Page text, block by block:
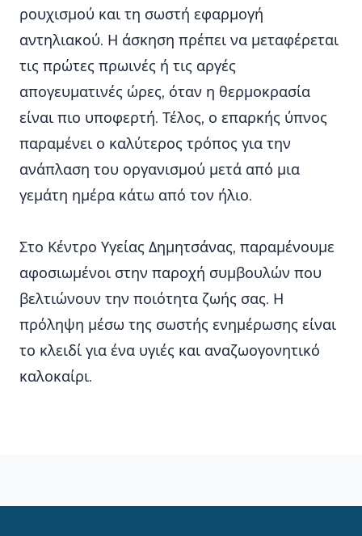
ρουχισμού και τη σωστή εφαρμογή
αντηλιακού. Η άσκηση πρέπει να μεταφέρεται
τις πρώτες πρωινές ή τις αργές
απογευματινές ώρες, όταν η θερμοκρασία
είναι πιο υποφερτή. Τέλος, ο επαρκής ύπνος
παραμένει ο καλύτερος τρόπος για την
ανάπλαση του οργανισμού μετά από μια
γεμάτη ημέρα κάτω από τον ήλιο.
Στο Κέντρο Υγείας Δημητσάνας, παραμένουμε
αφοσιωμένοι στην παροχή συμβουλών που
βελτιώνουν την ποιότητα ζωής σας. Η
πρόληψη μέσω της σωστής ενημέρωσης είναι
το κλειδί για ένα υγιές και αναζωογονητικό
καλοκαίρι.